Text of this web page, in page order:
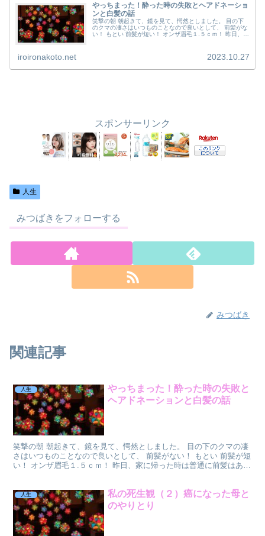
やっちまった！酔った時の失敗とヘアドネーショ
ンと白髪の話
笑撃の朝 朝起きて、鏡を見て、愕然としました。 目の下
のクマの凄さはいつものことなので良いとして、 前髪がな
い！ もとい 前髪が短い！ オンザ眉毛１.５ｃｍ！ 昨日、家
iroironakoto.net 2023.10.27
スポンサーリンク
人生
みつばきをフォローする
みつばき
関連記事
人生
やっちまった！酔った時の失敗と
ヘアドネーションと白髪の話
笑撃の朝 朝起きて、鏡を見て、愕然としました。 目の下のクマの凄
さはいつものことなので良いとして、 前髪がない！ もとい 前髪が短
い！ オンザ眉毛１.５ｃｍ！ 昨日、家に帰った時は普通に前髪はあっ
人生
私の死生観（２）癌になった母と
のやりとり